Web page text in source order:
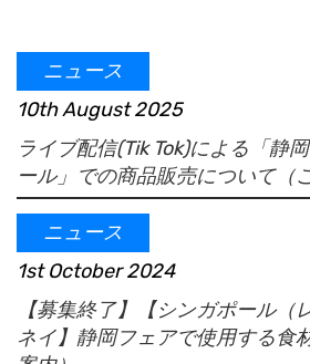
ニュース
10th August 2025
ライブ配信(Tik Tok)による「静
ール」での商品販売について（
ニュース
1st October 2024
【募集終了】【シンガポール（
ネイ】静岡フェアで使用する食